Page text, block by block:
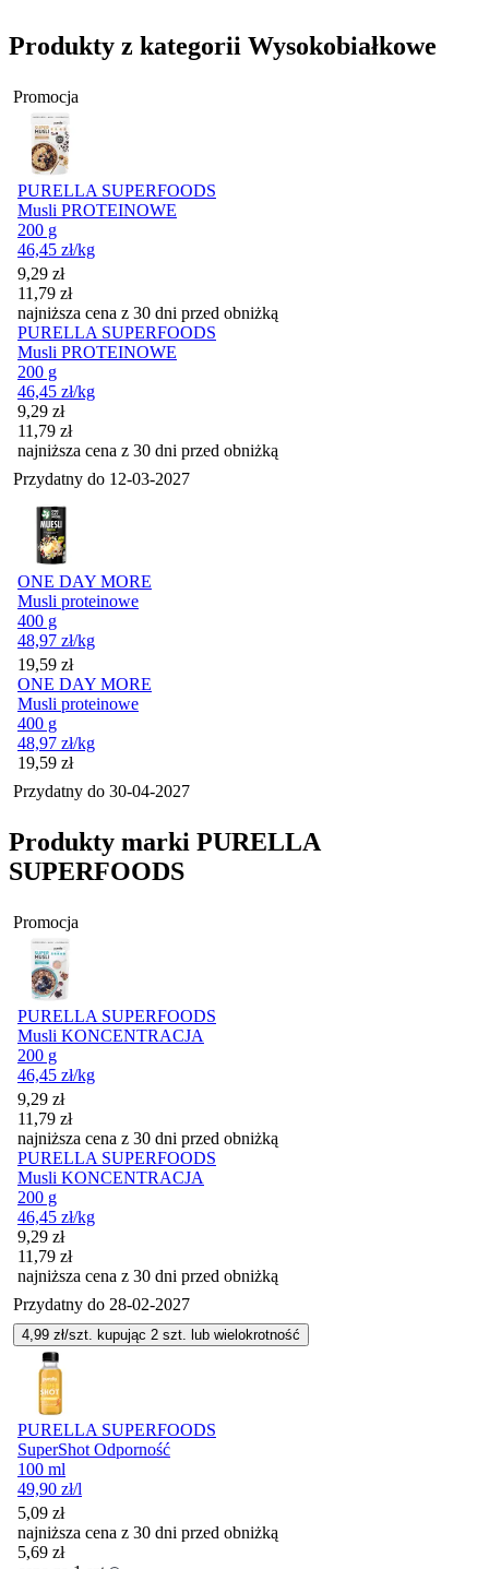
Produkty z kategorii Wysokobiałkowe
Promocja
PURELLA SUPERFOODS
Musli PROTEINOWE
200 g
46,45 zł/kg
Cena promocyjna
9,29 zł
11,79 zł
najniższa cena z 30 dni przed obniżką
PURELLA SUPERFOODS
Musli PROTEINOWE
200 g
46,45 zł/kg
Cena promocyjna
9,29 zł
11,79 zł
najniższa cena z 30 dni przed obniżką
Przydatny do 12-03-2027
ONE DAY MORE
Musli proteinowe
400 g
48,97 zł/kg
Cena
19,59 zł
ONE DAY MORE
Musli proteinowe
400 g
48,97 zł/kg
Cena
19,59 zł
Przydatny do 30-04-2027
Produkty marki PURELLA
SUPERFOODS
Promocja
PURELLA SUPERFOODS
Musli KONCENTRACJA
200 g
46,45 zł/kg
Cena promocyjna
9,29 zł
11,79 zł
najniższa cena z 30 dni przed obniżką
PURELLA SUPERFOODS
Musli KONCENTRACJA
200 g
46,45 zł/kg
Cena promocyjna
9,29 zł
11,79 zł
najniższa cena z 30 dni przed obniżką
Przydatny do 28-02-2027
4,99 zł/szt. kupując 2 szt. lub wielokrotność
PURELLA SUPERFOODS
SuperShot Odporność
100 ml
49,90 zł/l
5,09 zł
najniższa cena z 30 dni przed obniżką
5,69 zł